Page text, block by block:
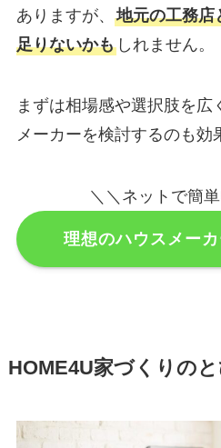
ありますが、 地元の工務店
足りないかもしれません。
まずは相場感や選択肢を広
メーカーを検討するのも効
＼＼ネットで簡
理想のハウスメー
HOME4U家づくりの